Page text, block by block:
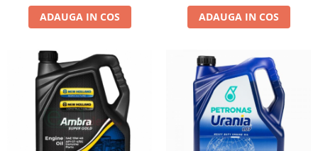
Ulei furca moto
Curatare si intretinere lant moto
Aditivi moto
Lichid de frana
Vaselina si spray-uri tehnice moto
Filtre moto
Filtru combustibil
ADAUGA IN COS ADAUGA IN COS